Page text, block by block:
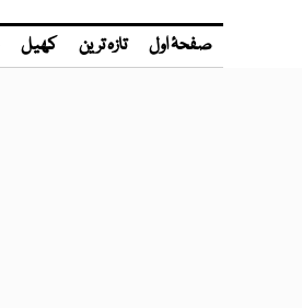
صفحۂ اول تازہ ترین کھیل